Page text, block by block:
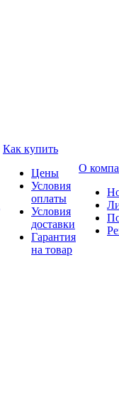
Как купить
Цены
Условия
оплаты
Условия
доставки
Гарантия
на товар
О